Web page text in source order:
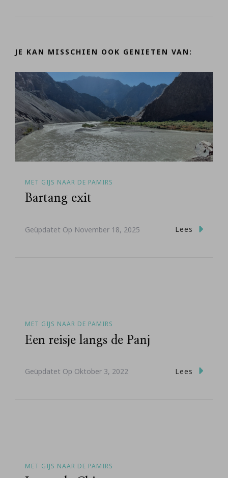
JE KAN MISSCHIEN OOK GENIETEN VAN:
MET GIJS NAAR DE PAMIRS
Bartang exit
Geüpdatet Op November 18, 2025 Lees
MET GIJS NAAR DE PAMIRS
Een reisje langs de Panj
Geüpdatet Op Oktober 3, 2022 Lees
MET GIJS NAAR DE PAMIRS